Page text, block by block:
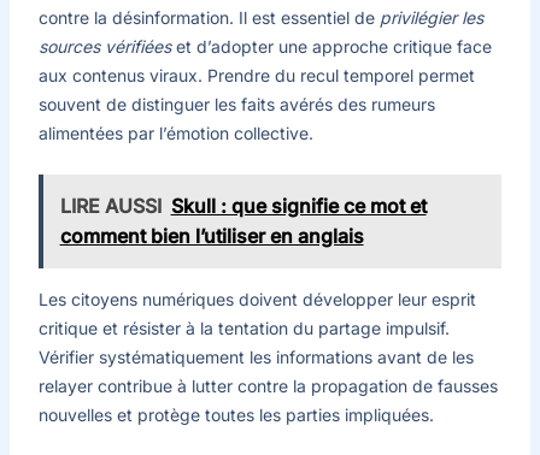
contre la désinformation. Il est essentiel de privilégier les
sources vérifiéeset d’adopter une approche critique face
aux contenus viraux. Prendre du recul temporel permet
souvent de distinguer les faits avérés des rumeurs
alimentées par l’émotion collective.
LIRE AUSSI Skull : que signifie ce mot et
comment bien l’utiliser en anglais
Les citoyens numériques doivent développer leur esprit
critique et résister à la tentation du partage impulsif.
Vérifier systématiquement les informations avant de les
relayer contribue à lutter contre la propagation de fausses
nouvelles et protège toutes les parties impliquées.